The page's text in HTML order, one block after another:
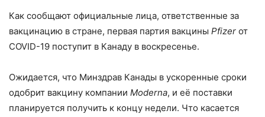
Как сообщают официальные лица, ответственные за
вакцинацию в стране, первая партия вакцины Pfizer от
COVID-19 поступит в Канаду в воскресенье.
Ожидается, что Минздрав Канады в ускоренные сроки
одобрит вакцину компании Moderna, и её поставки
планируется получить к концу недели. Что касается